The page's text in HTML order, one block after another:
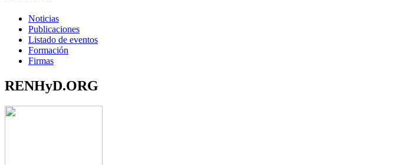
Noticias
Publicaciones
Listado de eventos
Formación
Firmas
RENHyD.ORG